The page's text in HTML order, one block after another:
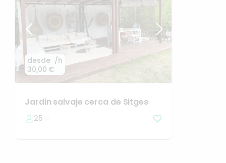
desde
30,00 €
/h
Jardin salvaje cerca de Sitges
25